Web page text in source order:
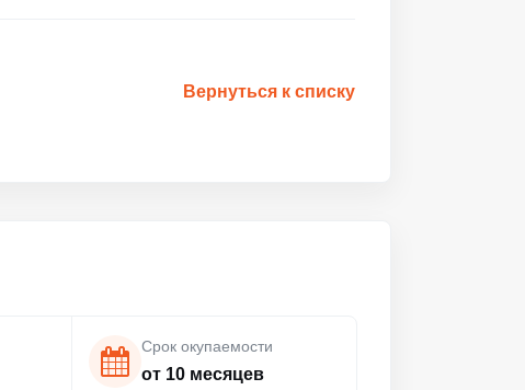
Вернуться к списку
Срок окупаемости
от 10 месяцев